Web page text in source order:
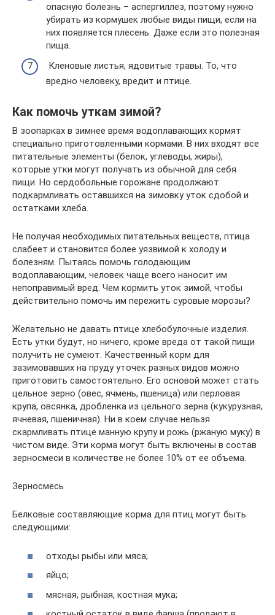
опасную болезнь – аспергиллез, поэтому нужно
убирать из кормушек любые виды пищи, если на
них появляется плесень. Даже если это полезная
пища.
Кленовые листья, ядовитые травы. То, что
вредно человеку, вредит и птице.
Как помочь уткам зимой?
В зоопарках в зимнее время водоплавающих кормят
специально приготовленными кормами. В них входят все
питательные элементы (белок, углеводы, жиры),
которые утки могут получать из обычной для себя
пищи. Но сердобольные горожане продолжают
подкармливать оставшихся на зимовку уток сдобой и
остатками хлеба.
Не получая необходимых питательных веществ, птица
слабеет и становится более уязвимой к холоду и
болезням. Пытаясь помочь голодающим
водоплавающим, человек чаще всего наносит им
непоправимый вред. Чем кормить уток зимой, чтобы
действительно помочь им пережить суровые морозы?
Желательно не давать птице хлебобулочные изделия.
Есть утки будут, но ничего, кроме вреда от такой пищи
получить не сумеют. Качественный корм для
зазимовавших на пруду уточек разных видов можно
приготовить самостоятельно. Его основой может стать
цельное зерно (овес, ячмень, пшеница) или перловая
крупа, овсянка, дробленка из цельного зерна (кукурузная,
ячневая, пшеничная). Ни в коем случае нельзя
скармливать птице манную крупу и рожь (ржаную муку) в
чистом виде. Эти корма могут быть включены в состав
зерносмеси в количестве не более 10% от ее объема.
Зерносмесь
Белковые составляющие корма для птиц могут быть
следующими:
отходы рыбы или мяса;
яйцо;
мясная, рыбная, костная мука;